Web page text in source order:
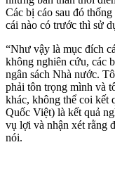
Các bị cáo sau đó
cái nào có trước thì sử
“Như vậy là mục đích
không nghiên cứu, các
ngân sách Nhà nước.
phải tôn trọng mình và
khác, không thể coi kết
Quốc Việt) là kết quả
vụ lợi và nhận xét rằng
nói.